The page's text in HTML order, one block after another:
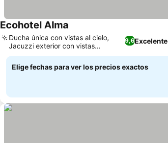
Ecohotel Alma
9,6Excelente
Ducha única con vistas al cielo,
Jacuzzi exterior con vistas
panorámicas
Elige fechas para ver los precios exactos